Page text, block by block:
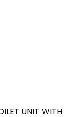
UNIT WITH